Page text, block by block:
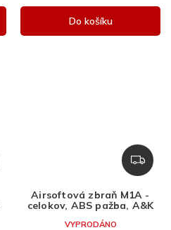
Do košíku
Z
D
R
Airsoftová zbraň M1A -
celokov, ABS pažba, A&K
VYPRODÁNO